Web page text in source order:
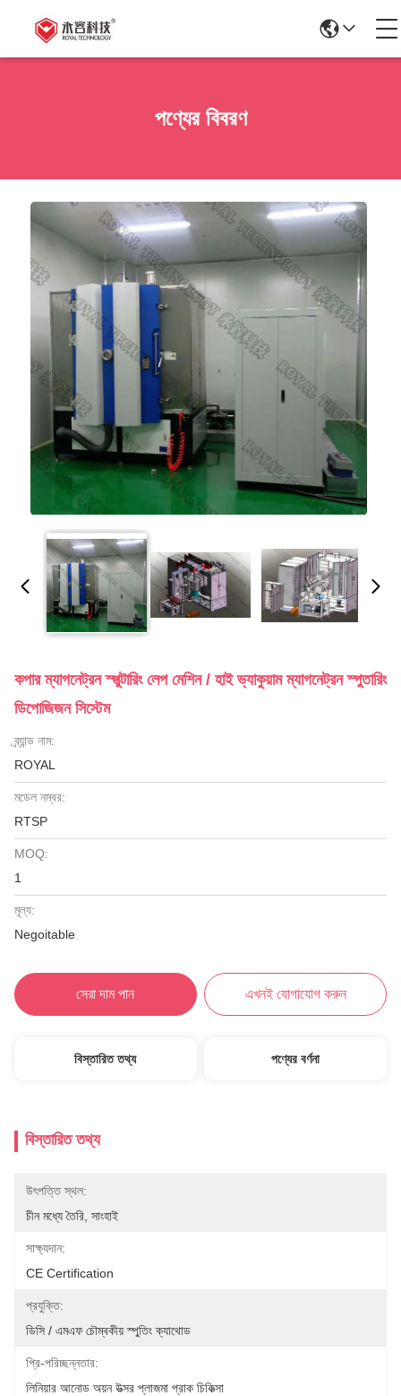
পণ্যের বিবরণ
কপার ম্যাগনেট্রন স্পুত্টারিং লেপ মেশিন / হাই ভ্যাকুয়াম ম্যাগনেট্রন স্পুতারিং
ডিপোজিজন সিস্টেম
ব্র্যান্ড নাম:
ROYAL
মডেল নম্বর:
RTSP
MOQ:
1
মূল্য:
Negoitable
সেরা দাম পান এখনই যোগাযোগ করুন
বিস্তারিত তথ্য পণ্যের বর্ণনা
বিস্তারিত তথ্য
উৎপত্তি স্থল:
চীন মধ্যে তৈরি, সাংহাই
সাক্ষ্যদান:
CE Certification
প্রযুক্তি:
ডিসি / এমএফ চৌম্বকীয় স্পুতিং ক্যাথোড
প্রি-পরিচ্ছন্নতার:
লিনিয়ার আনোড অয়ন উত্সর প্লাজমা প্রাক চিকিত্সা